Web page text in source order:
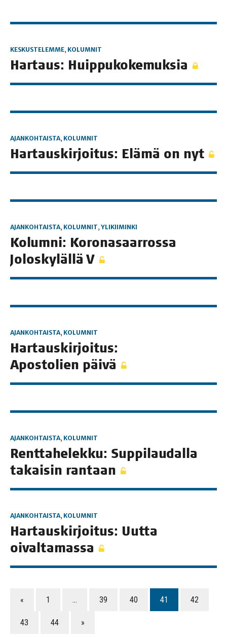
KESKUSTELEMME, KOLUMNIT
Har­taus: Huippukokemuksia
AJANKOHTAISTA, KOLUMNIT
Har­taus­kir­joi­tus: Elä­mä on nyt
AJANKOHTAISTA, KOLUMNIT, YLIKIIMINKI
Kolum­ni: Koro­na­saar­ros­sa
Jolos­ky­läl­lä V
AJANKOHTAISTA, KOLUMNIT
Har­taus­kir­joi­tus:
Apos­to­lien päivä
AJANKOHTAISTA, KOLUMNIT
Rent­ta­he­lek­ku: Sup­pi­lau­dal­la
takai­sin rantaan
AJANKOHTAISTA, KOLUMNIT
Har­taus­kir­joi­tus: Uut­ta
oivaltamassa
« 1 … 39 40 41 42
43 44 »